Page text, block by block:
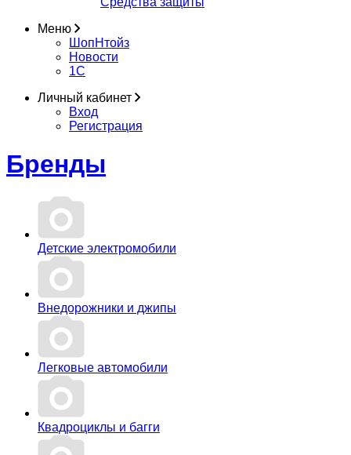
Меню
ШопНтойз
Новости
1C
Личный кабинет
Вход
Регистрация
Бренды
Детские электромобили
Внедорожники и джипы
Легковые автомобили
Квадроциклы и багги